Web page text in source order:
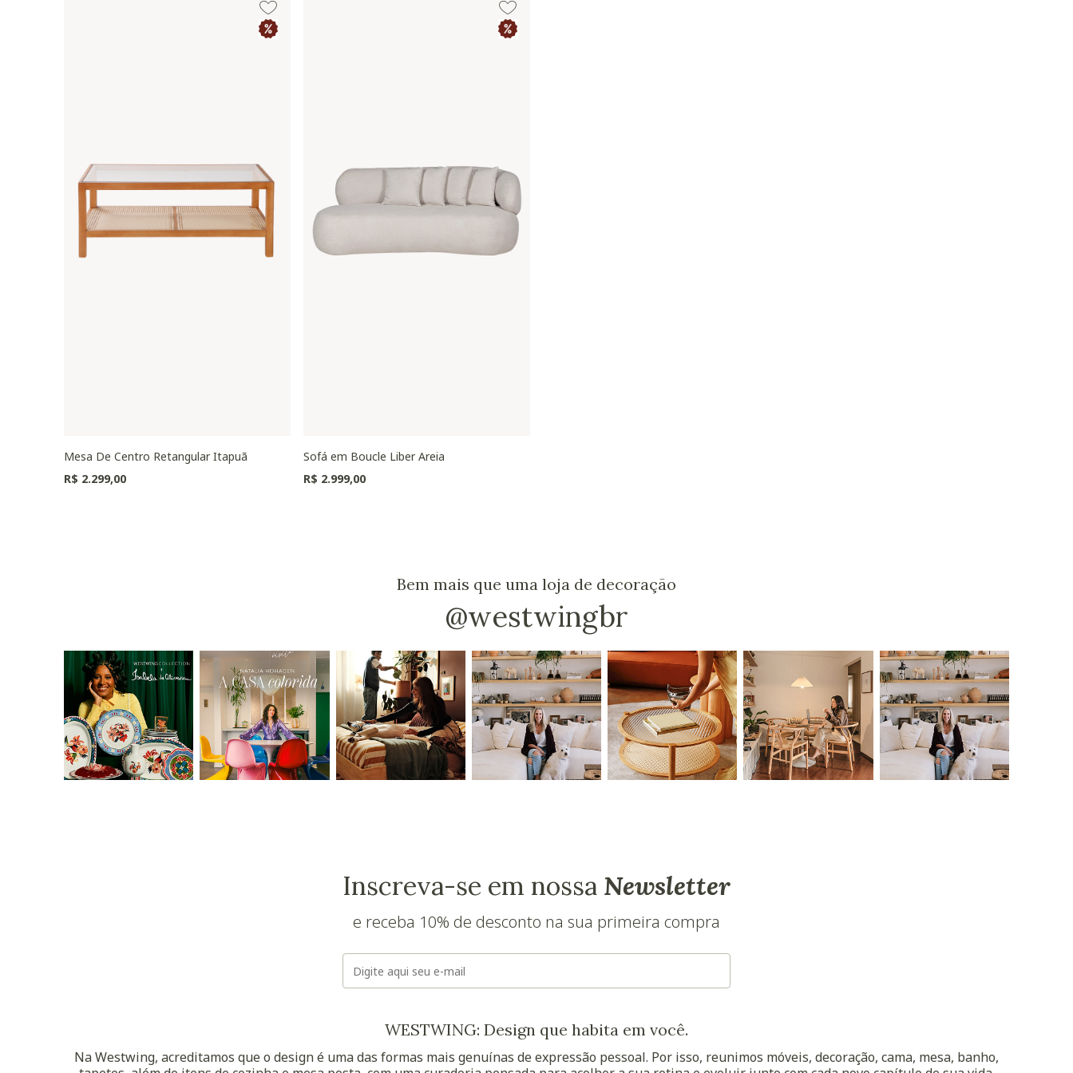
Mesa De Centro Retangular Itapuã
R$ 2.299,00
Sofá em Boucle Liber Areia
R$ 2.999,00
Bem mais que uma loja de decoração
@westwingbr
Inscreva-se em nossa Newsletter
e receba 10% de desconto na sua primeira compra
WESTWING: Design que habita em você.
Na Westwing, acreditamos que o design é uma das formas mais genuínas de expressão pessoal. Por isso, reunimos móveis, decoração, cama, mesa, banho,